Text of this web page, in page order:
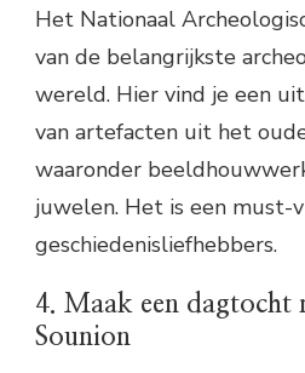
Het Nationaal
van de belangrijkste
wereld. Hier vind je een
van artefacten uit het
waaronder
juwelen. Het is een must-
geschiedenisliefhebbers.
4. Maak een dagtocht
Sounion